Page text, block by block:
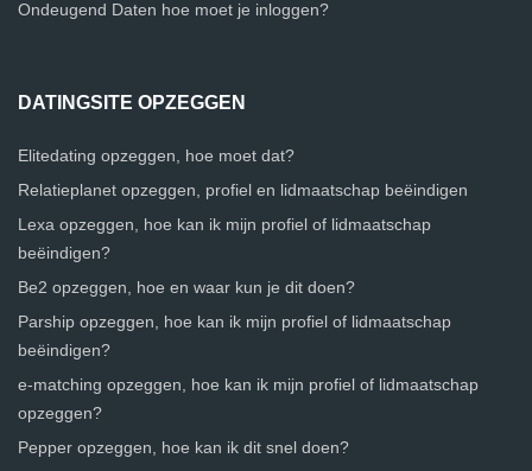
Ondeugend Daten hoe moet je inloggen?
DATINGSITE OPZEGGEN
Elitedating opzeggen, hoe moet dat?
Relatieplanet opzeggen, profiel en lidmaatschap beëindigen
Lexa opzeggen, hoe kan ik mijn profiel of lidmaatschap
beëindigen?
Be2 opzeggen, hoe en waar kun je dit doen?
Parship opzeggen, hoe kan ik mijn profiel of lidmaatschap
beëindigen?
e-matching opzeggen, hoe kan ik mijn profiel of lidmaatschap
opzeggen?
Pepper opzeggen, hoe kan ik dit snel doen?